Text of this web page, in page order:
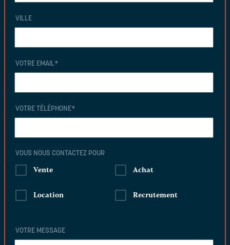
VILLE
VOTRE EMAIL*
VOTRE TÉLÉPHONE*
VOUS NOUS CONTACTEZ POUR
Vente Achat
Location Recrutement
VOTRE MESSAGE